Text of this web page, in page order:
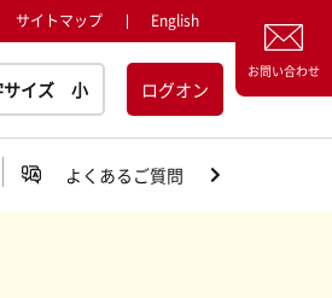
English
お問い合わせ
ログオン
よくあるご質問
サイトマップ